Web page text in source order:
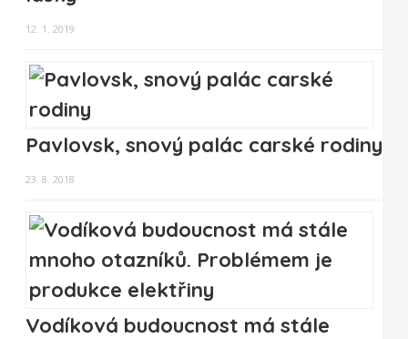
12. 1. 2019
Pavlovsk, snový palác carské rodiny
23. 8. 2018
Vodíková budoucnost má stále